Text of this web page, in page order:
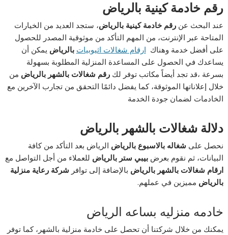
رقم خادمة كينية بالرياض
عند البحث عنرقم خادمة كينية بالرياض، ستجد العديد من الخيارات
المتاحة عبر الإنترنت، من المهم التأكد من موثوقية المصدر للحصول
على أفضل خدمة وهناك ارقام شغالات اثيوبيات بالرياض يمكن أن
يساعدك في الحصول على المساعدة المنزلية المطلوبة بسهولة
بسرعة ،قد تجد أيضاً مكاتب توفر لكرقم شغالات بالشهر بالرياض من
خلال إعلاناتها الموثوقة، كما يفضل دائمًا التحقق من تجارب الآخرين مع
الخادمات لضمان جودة الخدمة
دلالة شغالات بالشهر بالرياض
نحصل على شغاله بالاسبوع بالرياض الرياض بعد التأكد من كافة
البيانات، ثم نقوم بعرض بيبي ستر بالرياض للعملاء من أجل التواصل مع
ارقام شغالات بالشهر بالرياض بالإضافة إلى توافر شركة رعاية منزلية
بالرياض مميزين في عملهم.
خادمه منزليه بساعه الرياض
يمكنك من خلال شركتنا أن تحصل على خادمة منزلية بالشهر، كما توفر